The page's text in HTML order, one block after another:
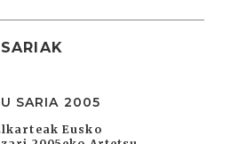
SARIAK
SARIA 2005
Eusko